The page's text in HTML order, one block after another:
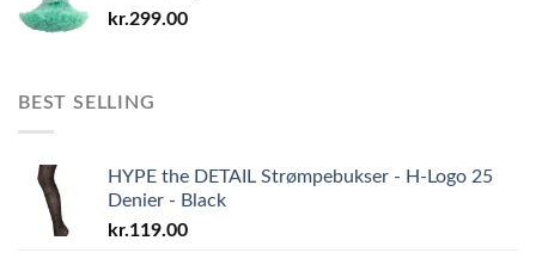
kr.299.00
BEST SELLING
HYPE the DETAIL Strømpebukser - H-Logo 25
Denier - Black
kr.119.00